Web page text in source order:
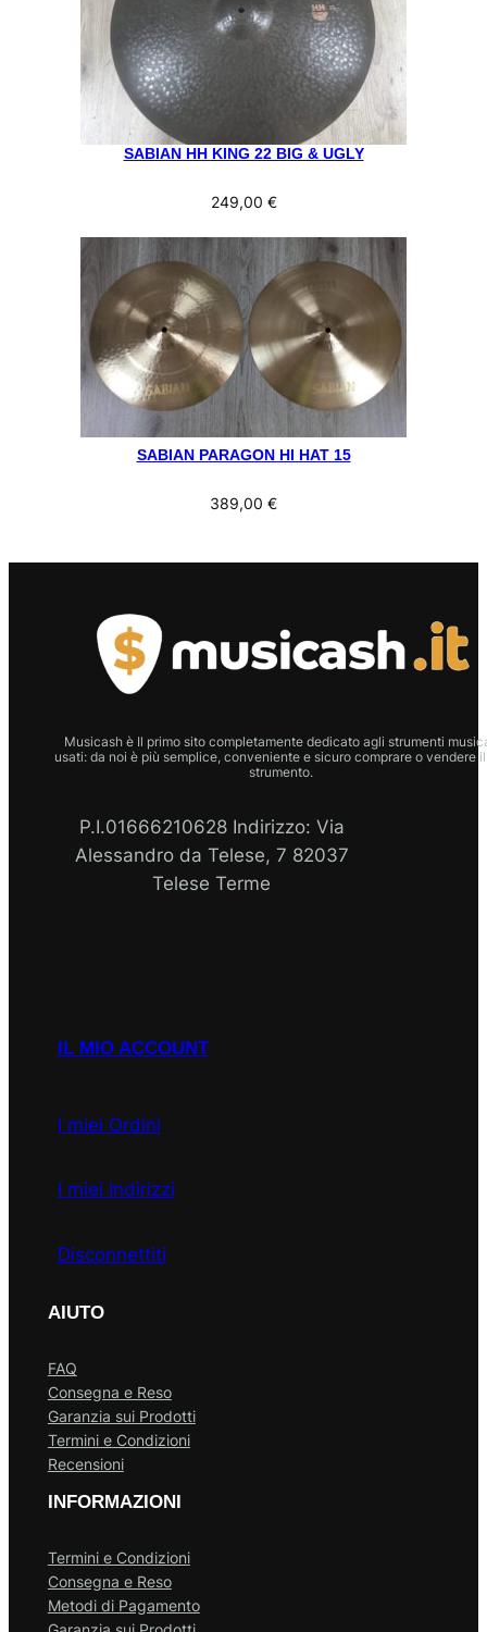
SABIAN HH KING 22 BIG & UGLY
249,00 €
SABIAN PARAGON HI HAT 15
389,00 €
Musicash è Il primo sito completamente dedicato agli strumenti
usati: da noi è più semplice, conveniente e sicuro comprare o vendere
strumento.
P.I.01666210628 Indirizzo: Via
Alessandro da Telese, 7 82037
Telese Terme
IL MIO ACCOUNT
I miei Ordini
I miei Indirizzi
Disconnettiti
AIUTO
FAQ
Consegna e Reso
Garanzia sui Prodotti
Termini e Condizioni
Recensioni
INFORMAZIONI
Termini e Condizioni
Consegna e Reso
Metodi di Pagamento